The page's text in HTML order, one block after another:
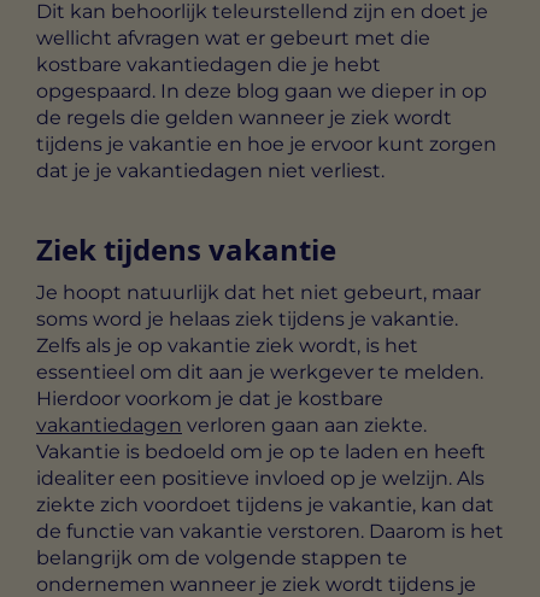
Dit kan behoorlijk teleurstellend zijn en doet je
wellicht afvragen wat er gebeurt met die
kostbare vakantiedagen die je hebt
opgespaard. In deze blog gaan we dieper in op
de regels die gelden wanneer je ziek wordt
tijdens je vakantie en hoe je ervoor kunt zorgen
dat je je vakantiedagen niet verliest.
Ziek tijdens vakantie
Je hoopt natuurlijk dat het niet gebeurt, maar
soms word je helaas ziek tijdens je vakantie.
Zelfs als je op vakantie ziek wordt, is het
essentieel om dit aan je werkgever te melden.
Hierdoor voorkom je dat je kostbare
vakantiedagen verloren gaan aan ziekte.
Vakantie is bedoeld om je op te laden en heeft
idealiter een positieve invloed op je welzijn. Als
ziekte zich voordoet tijdens je vakantie, kan dat
de functie van vakantie verstoren. Daarom is het
belangrijk om de volgende stappen te
ondernemen wanneer je ziek wordt tijdens je